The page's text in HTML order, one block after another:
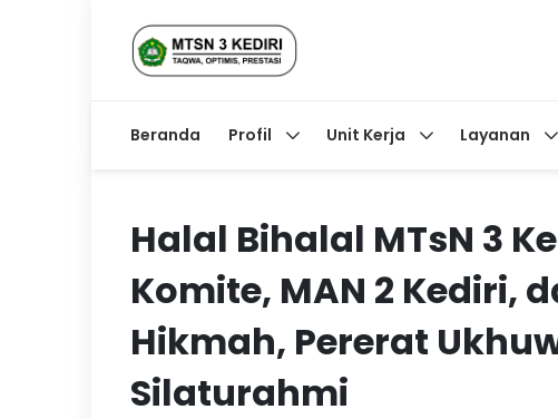
Beranda Profil Unit Kerja Layanan
Halal Bihalal MTsN 3
Komite, MAN 2 Kediri,
Hikmah, Pererat
Silaturahmi